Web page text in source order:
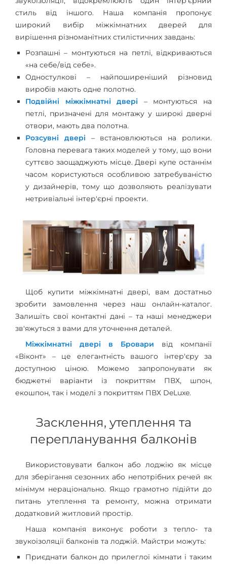
стиль від іншого. Наша компанія пропонує
широкий вибір міжкімнатних дверей для
вирішення різноманітних стилістичних завдань:
Розпашні – монтуються на петлі, відкриваються
«на себе/від себе».
Одностулкові – найпоширеніший різновид
виробів мають одне полотно.
Подвійні міжкімнатні двері – монтуються на
петлі, призначені для монтажу у широкі дверні
отвори, мають два полотна.
Розсувні двері– встановлюються на ролики.
Головна перевага таких моделей у тому, що вони
суттєво заощаджують місце. Двері купе останнім
часом користуються особливою затребуваністю
у дизайнерів, тому що дозволяють реалізувати
нетривіальні інтер'єрні проекти.
Щоб купити міжкімнатні двері, вам достатньо
зробити замовлення через наш онлайн-каталог.
Залишіть свої контактні дані – та наші менеджери
зв'яжуться з вами для уточнення деталей.
Міжкімнатні двері в Бровари від компанії
«Віконт» – це елегантність вашого інтер'єру за
доступною ціною. Можемо запропонувати як
бюджетні варіанти із покриттям ПВХ, шпон,
екошпон, так і моделі з покриттям ПВХ DeLuxe.
Засклення, утеплення та
перепланування балконів
Використовувати балкон або лоджію як місце
для зберігання сезонних або непотрібних речей як
мінімум нераціонально. Якщо грамотно підійти до
питань утеплення та ремонту, можна отримати
додатковий житловий простір.
Наша компанія виконує роботи з тепло- та
звукоізоляції балконів та лоджій. Майстри можуть:
Приєднати балкон до прилеглої кімнати і таким